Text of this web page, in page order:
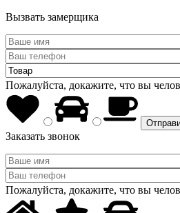
Вызвать замерщика
Пожалуйста, докажите, что вы
Заказать звонок
Пожалуйста, докажите, что вы